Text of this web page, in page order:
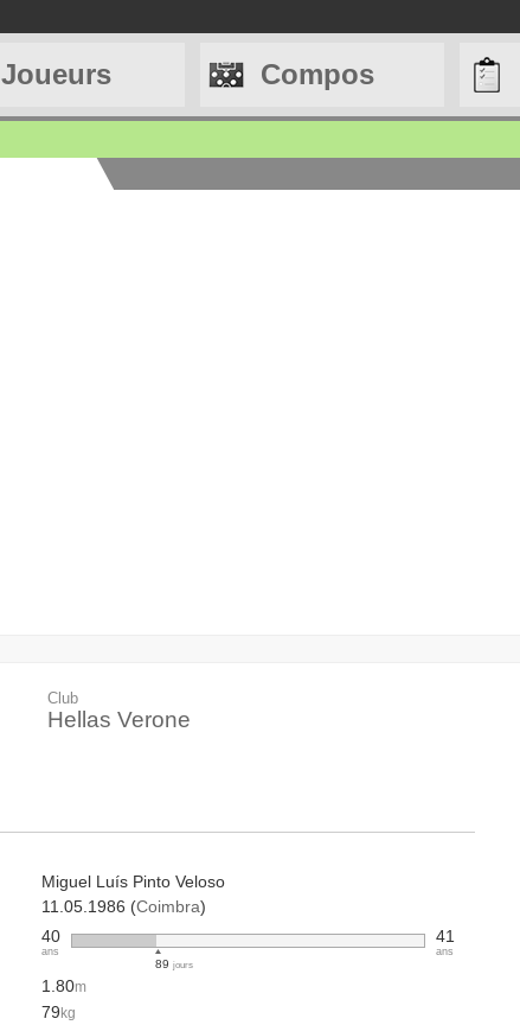
Joueurs Compos
Club
Hellas Verone
Miguel Luís Pinto Veloso
11.05.1986 (Coimbra)
40
ans
89jours
41
ans
1.80m
79 kg